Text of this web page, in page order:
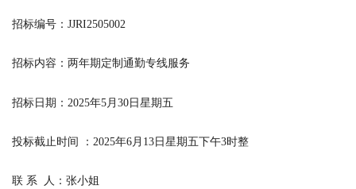
招标编号：JJRI2505002
招标内容：两年期定制通勤专线服务
招标日期：2025年5月30日星期五
投标截止时间 ：2025年6月13日星期五下午3时整
联 系 人：张小姐